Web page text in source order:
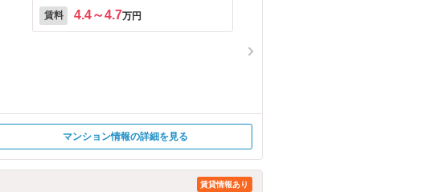
賃料 4.4～4.7万円
マンション情報の詳細を見る
賃貸情報あり